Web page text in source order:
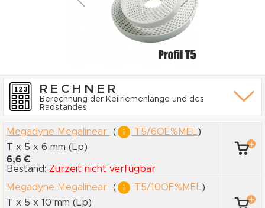
RECHNER
Berechnung der Keilriemenlänge und des
Radstandes
Megadyne Megalinear ( T5/6OE%MEL)
T x 5 x 6 mm (Lp)
6,6 €
Bestand: Zurzeit nicht verfügbar
Megadyne Megalinear
( T5/10OE%MEL)
T x 5 x 10 mm (Lp)